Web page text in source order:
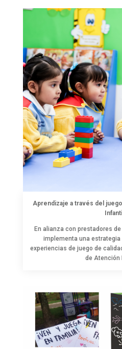
Aprendizaje a través del
Infantil
En alianza con prestadores de
implementa una
experiencias de juego de
de Atención